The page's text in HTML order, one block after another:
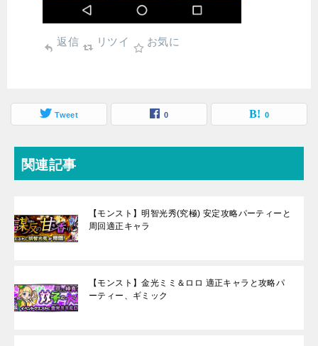
返信 リツイ お気に
Tweet 0 0
関連記事
【モンスト】明智光秀(究極) 安定攻略パーティーと
周回適正キャラ
【モンスト】金光ミミ＆ロロ 適正キャラと攻略パ
ーティー、ギミック